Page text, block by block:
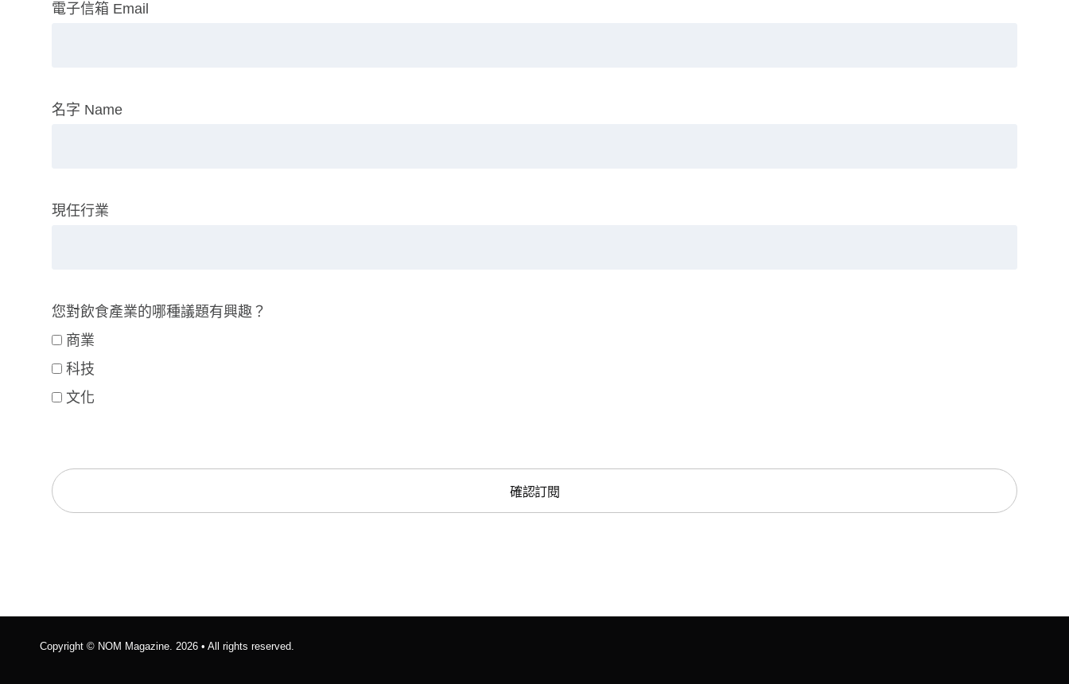
電子信箱 Email
名字 Name
現任行業
您對飲食產業的哪種議題有興趣？
商業
科技
文化
Copyright © NOM Magazine. 2026 • All rights reserved.